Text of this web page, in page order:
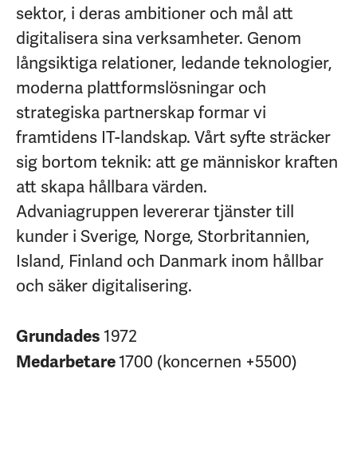
sektor, i deras ambitioner och mål att
digitalisera sina verksamheter. Genom
långsiktiga relationer, ledande teknologier,
moderna plattformslösningar och
strategiska partnerskap formar vi
framtidens IT-landskap. Vårt syfte sträcker
sig bortom teknik: att ge människor kraften
att skapa hållbara värden.
Advaniagruppen levererar tjänster till
kunder i Sverige, Norge, Storbritannien,
Island, Finland och Danmark inom hållbar
och säker digitalisering.
Grundades1972
Medarbetare1700 (koncernen +5500)